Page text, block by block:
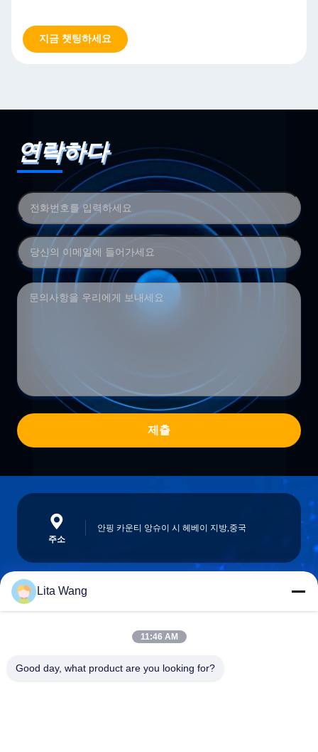
지금 챗팅하세요
연락하다
제출
주소
안핑 카운티 앙슈이 시 헤베이 지방,중국
lita@screenmeshnet.com
Lita Wang
11:46 AM
Good day, what product are you looking for?